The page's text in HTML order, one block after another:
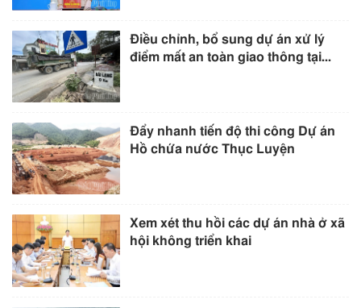
Điều chỉnh, bổ sung dự án xử lý
điểm mất an toàn giao thông tại...
Đẩy nhanh tiến độ thi công Dự án
Hồ chứa nước Thục Luyện
Xem xét thu hồi các dự án nhà ở xã
hội không triển khai